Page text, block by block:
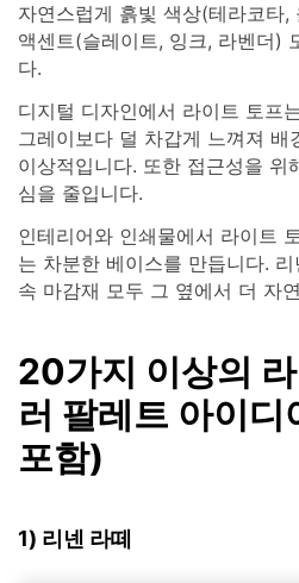
자연스럽게 흙빛 색상(테라코타,
액센트(슬레이트, 잉크, 라벤더)
다.
디지털 디자인에서 라이트 토프
그레이보다 덜 차갑게 느껴져 배
이상적입니다. 또한 접근성을 위
심을 줄입니다.
인테리어와 인쇄물에서 라이트
는 차분한 베이스를 만듭니다.
속 마감재 모두 그 옆에서 더 자
20가지 이상의
러 팔레트 아이디
포함)
1) 리넨 라떼